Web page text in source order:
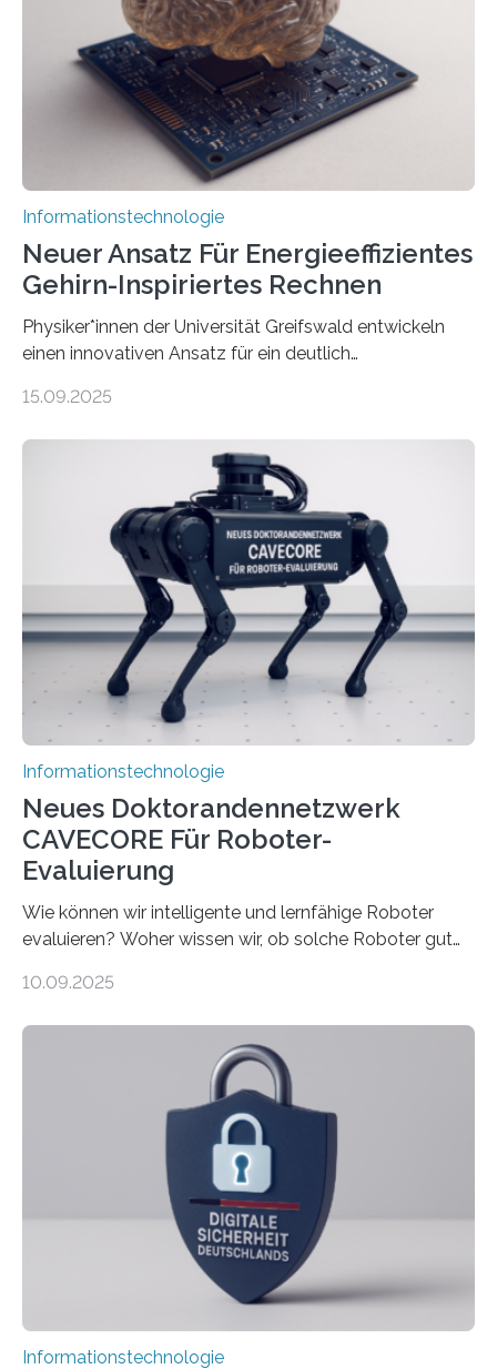
kosteneffiziente Methoden, um lebensechte Avatare zu
erstellen. „Besonders wichtig ist uns eine ganzheitliche
Animation, bei der Stimme, Körperbewegung, Gestik
und Mimik im Einklang sind…
Informationstechnologie
Neuer Ansatz Für Energieeffizientes
Gehirn-Inspiriertes Rechnen
Physiker*innen der Universität Greifswald entwickeln
einen innovativen Ansatz für ein deutlich
Lösungsweg ist inspiriert vom menschlichen Gehirn. Die
stellt die heutige Computertechnik vor
Herausforderungen. Herkömmliche Silizium-
Prozessoren stoßen an ihre Grenzen: Sie verbrauchen
viel Energie, die Speicher- und Verarbeitungseinheiten
sind voneinander getrennt und die Datenübertragung
bremst komplexe Anwendungen aus. Da KI-Modelle
immer größer werden und riesige Datenmengen
verarbeiten müssen, steigt der Bedarf an neuen
Rechenarchitekturen. Neben Quantencomputern
rücken dabei insbesondere…
15.09.2025
Informationstechnologie
Neues Doktorandennetzwerk
CAVECORE Für Roboter-
Evaluierung
Wie können wir intelligente und lernfähige Roboter
evaluieren? Woher wissen wir, ob solche Roboter gut
sich CAVECORE – ein neues Marie Skłodowska-Curie
koordiniert wird. Ab dem 1. September werden sich
über einen Zeitraum von vier Jahren insgesamt 15
Promovierende im Rahmen von CAVECORE mit
kognitiven Robotern beschäftigen – also mit Robotern,
die mittels Sensoren ihre Umgebung erfassen,
Informationen verarbeiten und häufig auch mit…
10.09.2025
Informationstechnologie